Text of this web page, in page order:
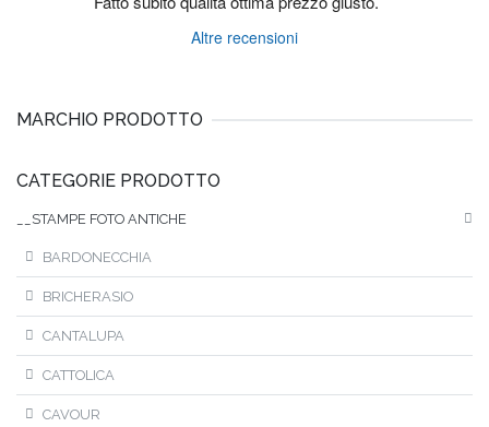
Altre recensioni
MARCHIO PRODOTTO
CATEGORIE PRODOTTO
__STAMPE FOTO ANTICHE
BARDONECCHIA
BRICHERASIO
CANTALUPA
CATTOLICA
CAVOUR